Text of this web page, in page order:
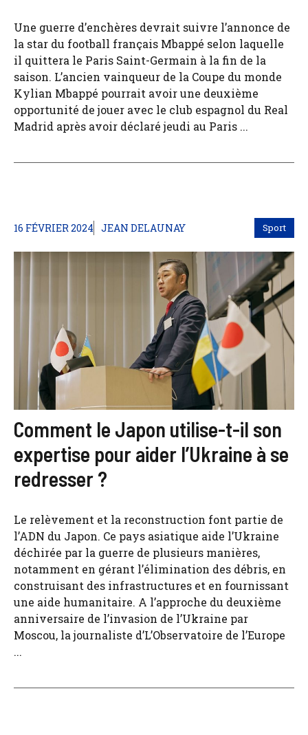
Une guerre d’enchères devrait suivre l’annonce de
la star du football français Mbappé selon laquelle
il quittera le Paris Saint-Germain à la fin de la
saison. L’ancien vainqueur de la Coupe du monde
Kylian Mbappé pourrait avoir une deuxième
opportunité de jouer avec le club espagnol du Real
Madrid après avoir déclaré jeudi au Paris ...
16 FÉVRIER 2024 JEAN DELAUNAY Sport
Comment le Japon utilise-t-il son
expertise pour aider l’Ukraine à se
redresser ?
Le relèvement et la reconstruction font partie de
l’ADN du Japon. Ce pays asiatique aide l’Ukraine
déchirée par la guerre de plusieurs manières,
notamment en gérant l’élimination des débris, en
construisant des infrastructures et en fournissant
une aide humanitaire. A l’approche du deuxième
anniversaire de l’invasion de l’Ukraine par
Moscou, la journaliste d’L’Observatoire de l’Europe
...